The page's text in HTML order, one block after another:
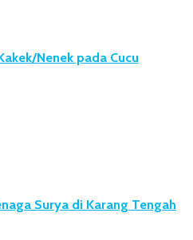
Nenek pada Cucu
Surya di Karang Tengah